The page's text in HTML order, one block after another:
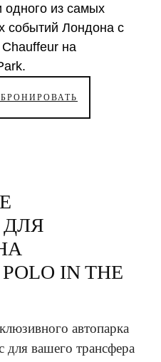
одного из самых
событий Лондона с
на
IN THE
автопарка
для вашего трансфера